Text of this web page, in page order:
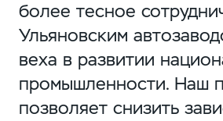
более тесное
Ульяновским
веха в развитии
промышленности. Наш
позволяет снизить